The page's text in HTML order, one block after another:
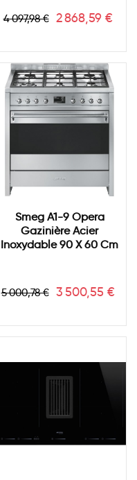
Prix
4 097,98 € Prix
2 868,59 €
Smeg A1-9 Opera
Gazinière Acier
Inoxydable 90 X 60 Cm
Prix
5 000,78 € Prix
3 500,55 €